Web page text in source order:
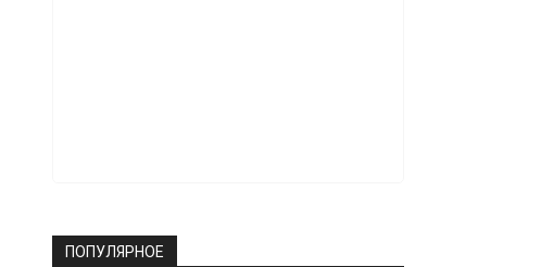
ПОПУЛЯРНОЕ